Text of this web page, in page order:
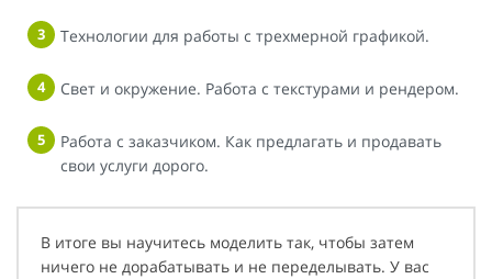
Технологии для работы с трехмерной графикой.
Свет и окружение. Работа с текстурами и рендером.
Работа с заказчиком. Как предлагать и продавать
свои услуги дорого.
В итоге вы научитесь моделить так, чтобы затем
ничего не дорабатывать и не переделывать. У вас